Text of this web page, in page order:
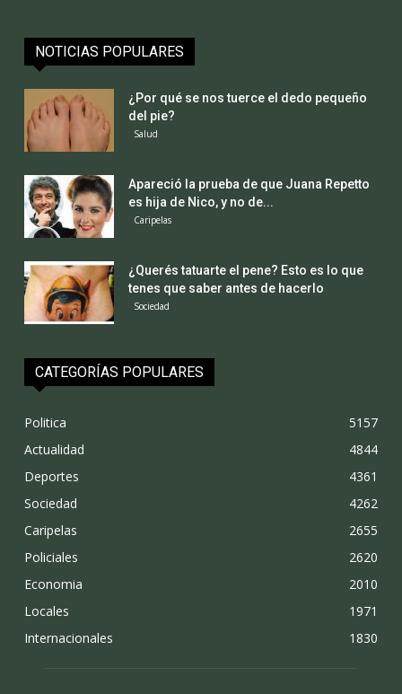
NOTICIAS POPULARES
¿Por qué se nos tuerce el dedo pequeño
del pie?
Salud
Apareció la prueba de que Juana Repetto
es hija de Nico, y no de...
Caripelas
¿Querés tatuarte el pene? Esto es lo que
tenes que saber antes de hacerlo
Sociedad
CATEGORÍAS POPULARES
Politica
5157
Actualidad
4844
Deportes
4361
Sociedad
4262
Caripelas
2655
Policiales
2620
Economia
2010
Locales
1971
Internacionales
1830